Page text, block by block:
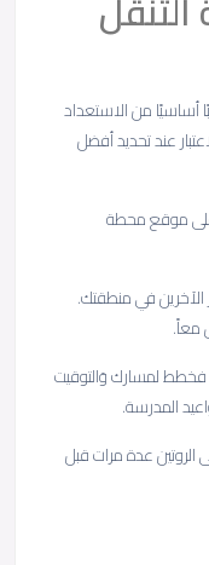
أساسيًا من الاستعداد
عند تحديد أفضل
موقع محطة
الآخرين في منطقتك.
معاً.
فخطط لمسارك وَالتوقيت
المدرسة.
الروتين عدة مرات قبل